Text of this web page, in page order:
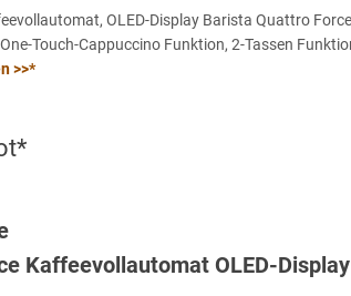
>>*
Kaffeevollautomat OLED-Display